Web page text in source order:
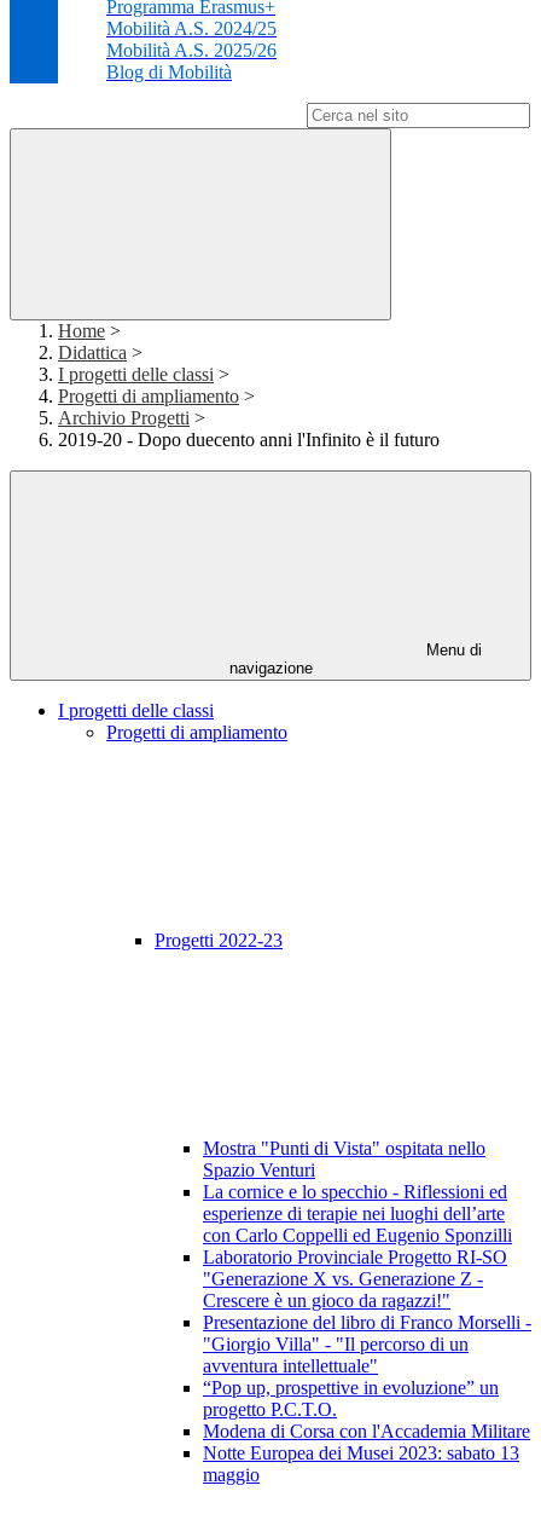
Programma Erasmus+
Mobilità A.S. 2024/25
Mobilità A.S. 2025/26
Blog di Mobilità
Home >
Didattica >
I progetti delle classi >
Progetti di ampliamento >
Archivio Progetti >
2019-20 - Dopo duecento anni l'Infinito è il futuro
Menu di
navigazione
I progetti delle classi
Progetti di ampliamento
Progetti 2022-23
Mostra "Punti di Vista" ospitata nello
Spazio Venturi
La cornice e lo specchio - Riflessioni ed
esperienze di terapie nei luoghi dell’arte
con Carlo Coppelli ed Eugenio Sponzilli
Laboratorio Provinciale Progetto RI-SO
"Generazione X vs. Generazione Z -
Crescere è un gioco da ragazzi!"
Presentazione del libro di Franco Morselli -
"Giorgio Villa" - "Il percorso di un
avventura intellettuale"
“Pop up, prospettive in evoluzione” un
progetto P.C.T.O.
Modena di Corsa con l'Accademia Militare
Notte Europea dei Musei 2023: sabato 13
maggio